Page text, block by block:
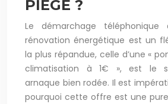
PIÈGE ?
Le démarchage téléphonique
rénovation énergétique est un
la plus répandue, celle d’une «
climatisation à 1€ », est le
arnaque bien rodée. Il est
pourquoi cette offre est une